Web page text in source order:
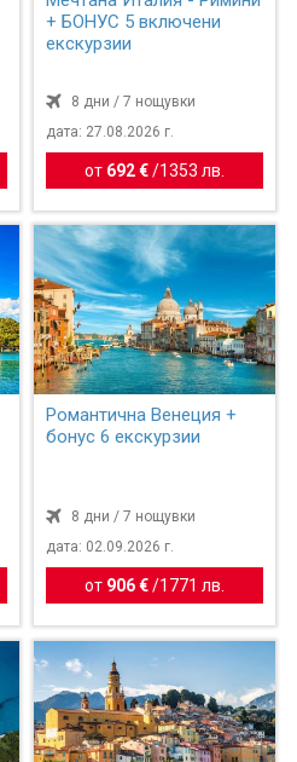
+ БОНУС 5 включени
екскурзии
8 дни / 7 нощувки
дата: 27.08.2026 г.
от 692 €/ 1353 лв.
Романтична Венеция +
бонус 6 екскурзии
8 дни / 7 нощувки
дата: 02.09.2026 г.
от 906 €/ 1771 лв.